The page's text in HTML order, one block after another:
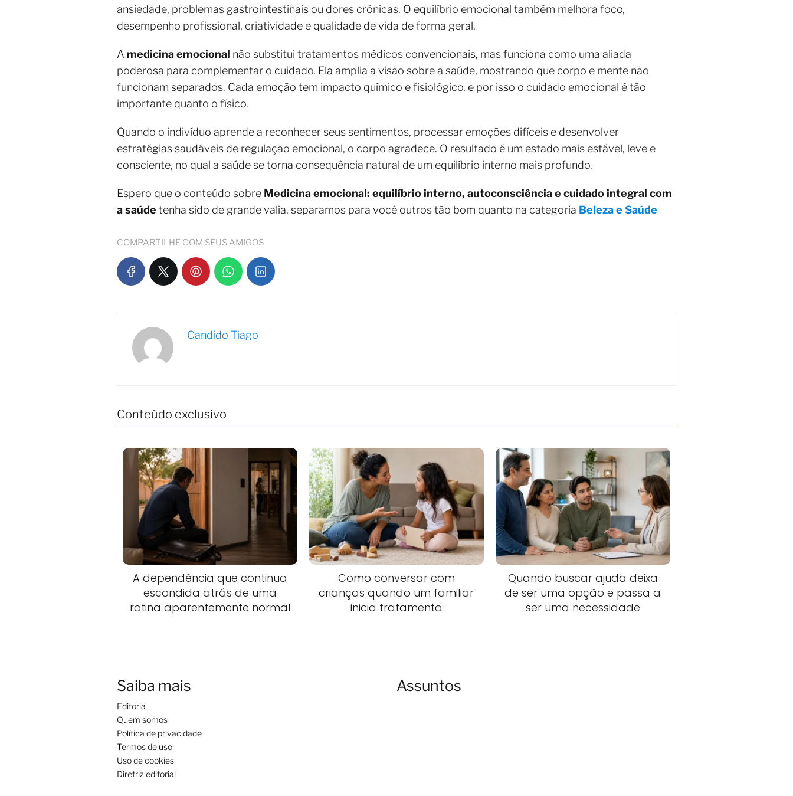
ansiedade, problemas gastrointestinais ou dores crônicas. O equilíbrio emocional também melhora foco,
desempenho profissional, criatividade e qualidade de vida de forma geral.
A medicina emocional não substitui tratamentos médicos convencionais, mas funciona como uma aliada
poderosa para complementar o cuidado. Ela amplia a visão sobre a saúde, mostrando que corpo e mente não
funcionam separados. Cada emoção tem impacto químico e fisiológico, e por isso o cuidado emocional é tão
importante quanto o físico.
Quando o indivíduo aprende a reconhecer seus sentimentos, processar emoções difíceis e desenvolver
estratégias saudáveis de regulação emocional, o corpo agradece. O resultado é um estado mais estável, leve e
consciente, no qual a saúde se torna consequência natural de um equilíbrio interno mais profundo.
Espero que o conteúdo sobre Medicina emocional: equilíbrio interno, autoconsciência e cuidado integral com
a saúde tenha sido de grande valia, separamos para você outros tão bom quanto na categoria Beleza e Saúde
COMPARTILHE COM SEUS AMIGOS
Candido Tiago
Conteúdo exclusivo
A dependência que continua
escondida atrás de uma
rotina aparentemente normal
Como conversar com
crianças quando um familiar
inicia tratamento
Quando buscar ajuda deixa
de ser uma opção e passa a
ser uma necessidade
Saiba mais
Editoria
Quem somos
Política de privacidade
Termos de uso
Uso de cookies
Diretriz editorial
Assuntos